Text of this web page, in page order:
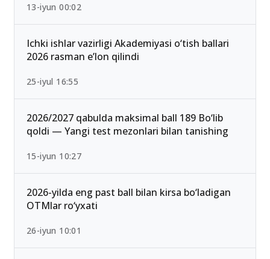
13-iyun 00:02
Ichki ishlar vazirligi Akademiyasi o‘tish ballari
2026 rasman e’lon qilindi
25-iyul 16:55
2026/2027 qabulda maksimal ball 189 Bo‘lib
qoldi — Yangi test mezonlari bilan tanishing
15-iyun 10:27
2026-yilda eng past ball bilan kirsa bo‘ladigan
OTMlar ro‘yxati
26-iyun 10:01